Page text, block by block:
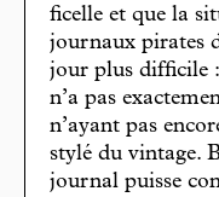
ficelle et que la
journaux pirates
jour plus difficile
n’a pas
n’ayant pas
stylé du vintage.
journal puisse